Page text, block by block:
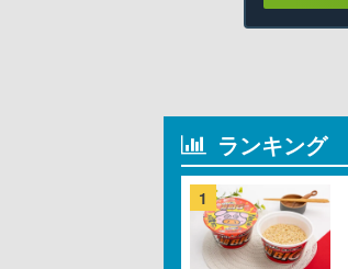
ランキング
1